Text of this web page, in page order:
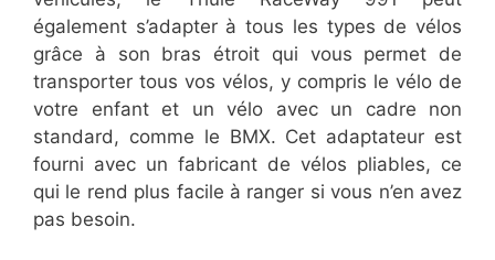
également s’adapter à tous les types de vélos
grâce à son bras étroit qui vous permet de
transporter tous vos vélos, y compris le vélo de
votre enfant et un vélo avec un cadre non
standard, comme le BMX. Cet adaptateur est
fourni avec un fabricant de vélos pliables, ce
qui le rend plus facile à ranger si vous n’en avez
pas besoin.